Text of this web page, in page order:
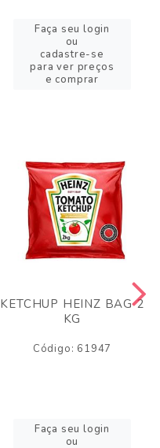
Faça seu login
ou
cadastre-se
para ver preços
e comprar
KETCHUP HEINZ BAG 2
KG
Código: 61947
Faça seu login
ou